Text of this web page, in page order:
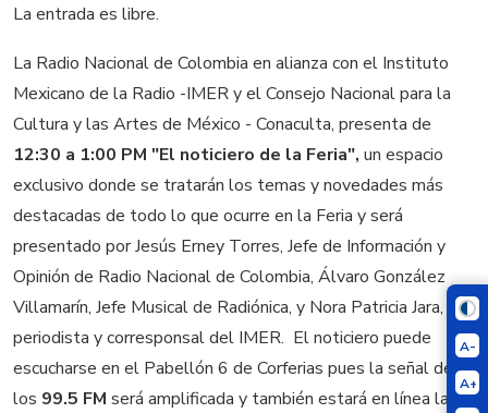
A-
A+
La entrada es libre.
La Radio Nacional de Colombia en alianza con el Instituto
Mexicano de la Radio -IMER y el Consejo Nacional para la
Cultura y las Artes de México - Conaculta, presenta de
12:30 a 1:00 PM "El noticiero de la Feria", un espacio
exclusivo donde se tratarán los temas y novedades más
destacadas de todo lo que ocurre en la Feria y será
presentado por Jesús Erney Torres, Jefe de Información y
Opinión de Radio Nacional de Colombia, Álvaro González
Villamarín, Jefe Musical de Radiónica, y Nora Patricia Jara,
periodista y corresponsal del IMER. El noticiero puede
escucharse en el Pabellón 6 de Corferias pues la señal de
los 99.5 FM será amplificada y también estará en línea la